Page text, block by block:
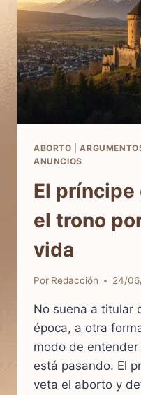
ABORTO |
ANUNCIOS
El príncipe
el trono
vida
Por Redacción 24/
No suena a titular
época, a otra
modo de
está pasando. El
veta el aborto y